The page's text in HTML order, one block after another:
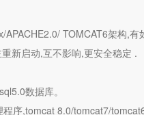
APACHE2.0/ TOMCAT6架构,有
新启动,互不影响,更安全稳定 .
数据库。
序,tomcat 8.0/tomcat7/